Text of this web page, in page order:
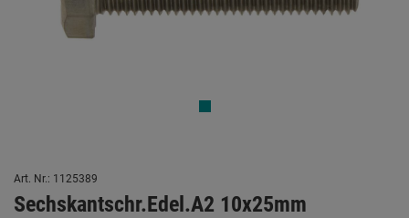
Art. Nr.: 1125389
Sechskantschr.Edel.A2 10x25mm